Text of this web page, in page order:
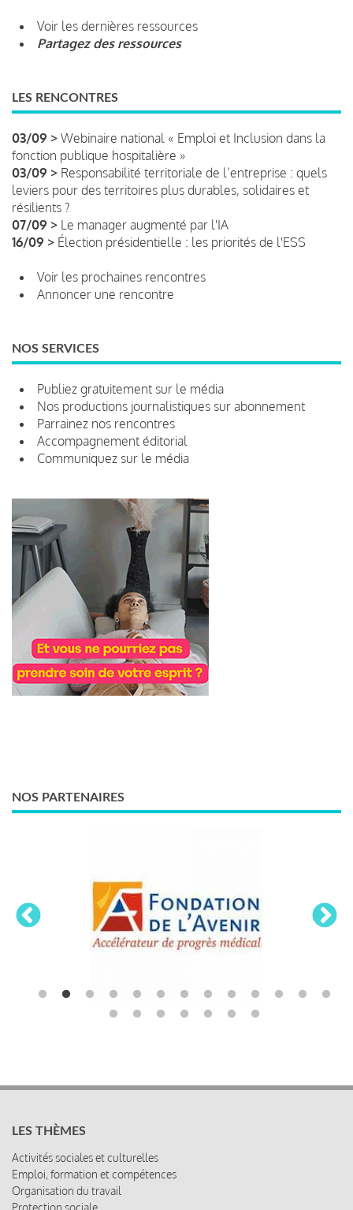
Voir les dernières ressources
Partagez des ressources
LES RENCONTRES
03/09 > Webinaire national « Emploi et Inclusion dans la
fonction publique hospitalière »
03/09 > Responsabilité territoriale de l’entreprise : quels
leviers pour des territoires plus durables, solidaires et
résilients ?
07/09 > Le manager augmenté par l'IA
16/09 > Élection présidentielle : les priorités de l'ESS
Voir les prochaines rencontres
Annoncer une rencontre
NOS SERVICES
Publiez gratuitement sur le média
Nos productions journalistiques sur abonnement
Parrainez nos rencontres
Accompagnement éditorial
Communiquez sur le média
NOS PARTENAIRES
LES THÈMES
Activités sociales et culturelles
Emploi, formation et compétences
Organisation du travail
Protection sociale